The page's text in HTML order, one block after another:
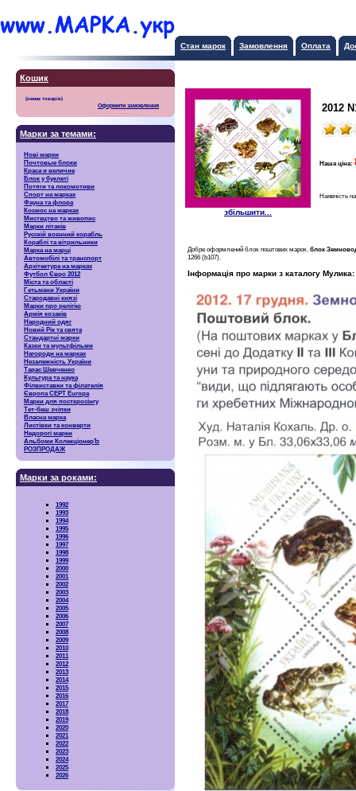
Стан марок Замовлення Оплата
Кошик
Оформити замовлення
Марки за темами:
Нові марки
Почтовые блоки
Краса и величие
Блок у буклеті
Потяги та локомотиви
Спорт на марках
Фауна та флора
Космос на марках
Мистецтво та живопис
Марки літаків
Русскiй воєнний корабль
Кораблі та вітрильники
Марка на марці
Автомобілі та транспорт
Архітектура на марках
Футбол Євро 2012
Міста та області
Гетьмани України
Стародавні князі
Марки про релігію
Армія козаків
Народний одяг
Новий Рік та свята
Стандартні марки
Казки та мультфільми
Нагороди на марках
Незалежність України
Тарас Шевченко
Культура та наука
Філвиставки та філателія
Європа CEPT Europa
Марки для посткросінгу
Тет-беш зчіпки
Власна марка
Листівки та конверти
Недорогі марки
Альбоми КолекціонерЪ
РОЗПРОДАЖ
Марки за роками:
1992
1993
1994
1995
1996
1997
1998
1999
2000
2001
2002
2003
2004
2005
2006
2007
2008
2009
2010
2011
2012
2013
2014
2015
2016
2017
2018
2019
2020
2021
2022
2023
2024
2025
2026
збільшити...
2012
Наша ціна:
Наявність
Добре оформлений блок поштових марок. блок
1266 (b107).
Інформація про марки з каталогу Мулика: